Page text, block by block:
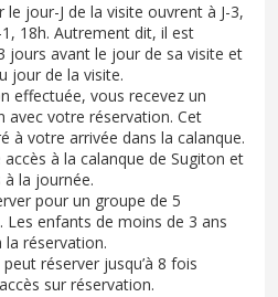
jour-J de la visite ouvrent à J-3,
18h. Autrement dit, il est
jours avant le jour de sa visite et
jour de la visite.
effectuée, vous recevez un
avec votre réservation. Cet
à votre arrivée dans la calanque.
à la calanque de Sugiton et
la journée.
pour un groupe de 5
Les enfants de moins de 3 ans
réservation.
réserver jusqu’à 8 fois
sur réservation.